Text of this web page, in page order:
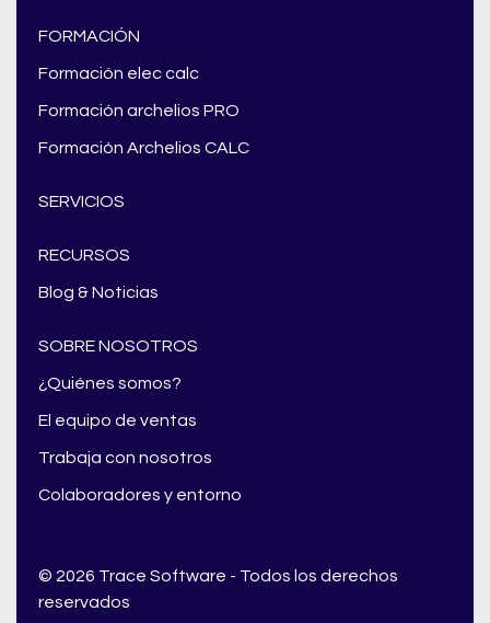
FORMACIÓN
Formación elec calc
Formación archelios PRO
Formación Archelios CALC
SERVICIOS
RECURSOS
Blog & Noticias
SOBRE NOSOTROS
¿Quiénes somos?
El equipo de ventas
Trabaja con nosotros
Colaboradores y entorno
© 2026 Trace Software - Todos los derechos
reservados